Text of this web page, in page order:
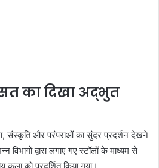
का दिखा अद्भुत
संस्कृति और परंपराओं का सुंदर प्रदर्शन देखने
विभागों द्वारा लगाए गए स्टॉलों के माध्यम से